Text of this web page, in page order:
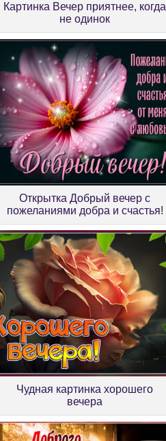
Картинка Вечер приятнее, когда
не одинок
Открытка Добрый вечер с
пожеланиями добра и счастья!
Чудная картинка хорошего
вечера